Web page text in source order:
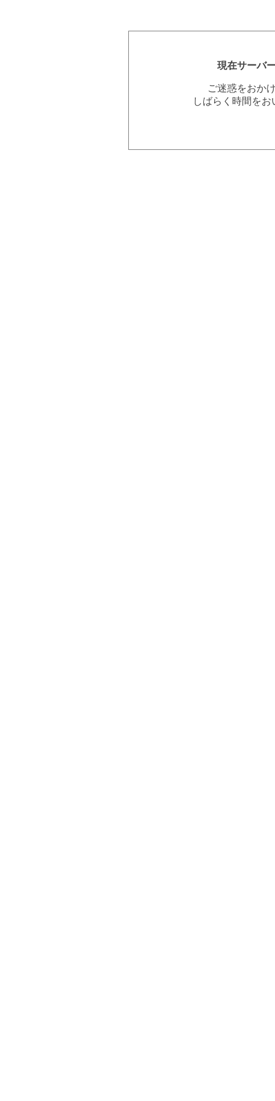
現在サーバ
ご迷惑をおか
しばらく時間を